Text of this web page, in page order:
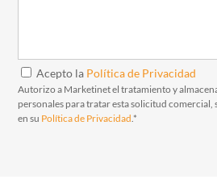
Acepto la Política de Privacidad
Autorizo a Marketinet el tratamiento y
personales para tratar esta solicitud comercial,
en su Política de Privacidad.*